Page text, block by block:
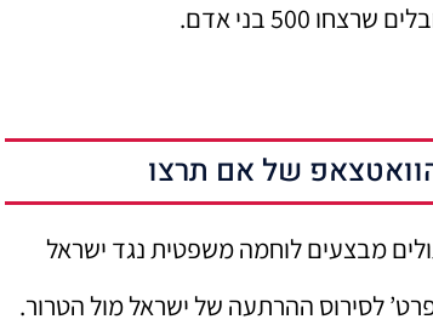
של אם תרצו
מבצעים לוחמה משפטית נגד ישראל
לסירוס ההרתעה של ישראל מול הטרור.